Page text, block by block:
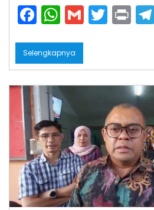
ra
si
la
n
Be
al
u,
Ka
su
s
Pe
m
bu
F
a
c
e
b
o
o
k
W
h
a
ts
A
p
p
G
m
l
T
w
er
Pr
in
Selengkapnya